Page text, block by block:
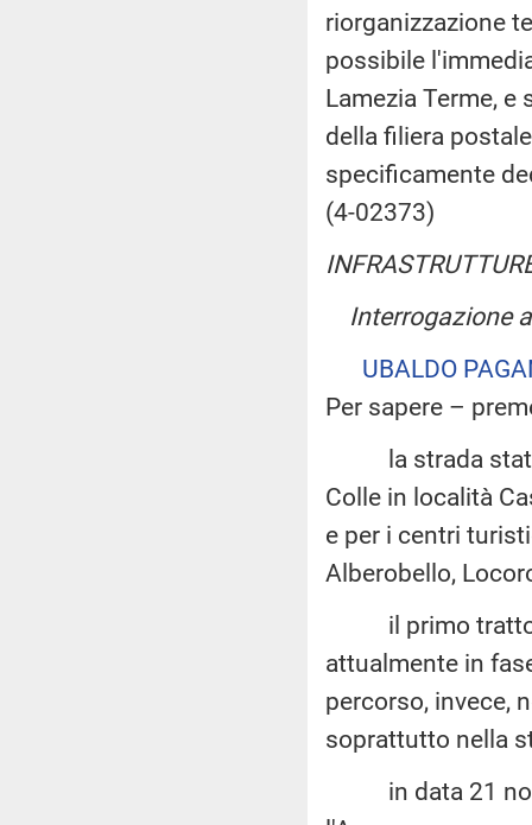
riorganizzazione
possibile
Lamezia Terme,
della filiera
specificamente
(4-02373)
Interrogazione
UBALDO
Per sapere –
la strada
Colle in località
e per i centri
Alberobello,
il primo tratto,
attualmente in
percorso, invece,
soprattutto nella
in data 21